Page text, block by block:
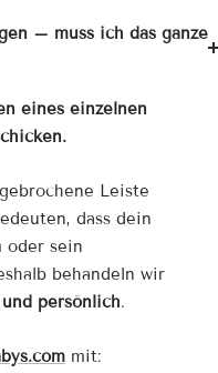
– muss ich das ganze
eines einzelnen
Leiste
dass dein
oder sein
behandeln wir
persönlich.
mit: